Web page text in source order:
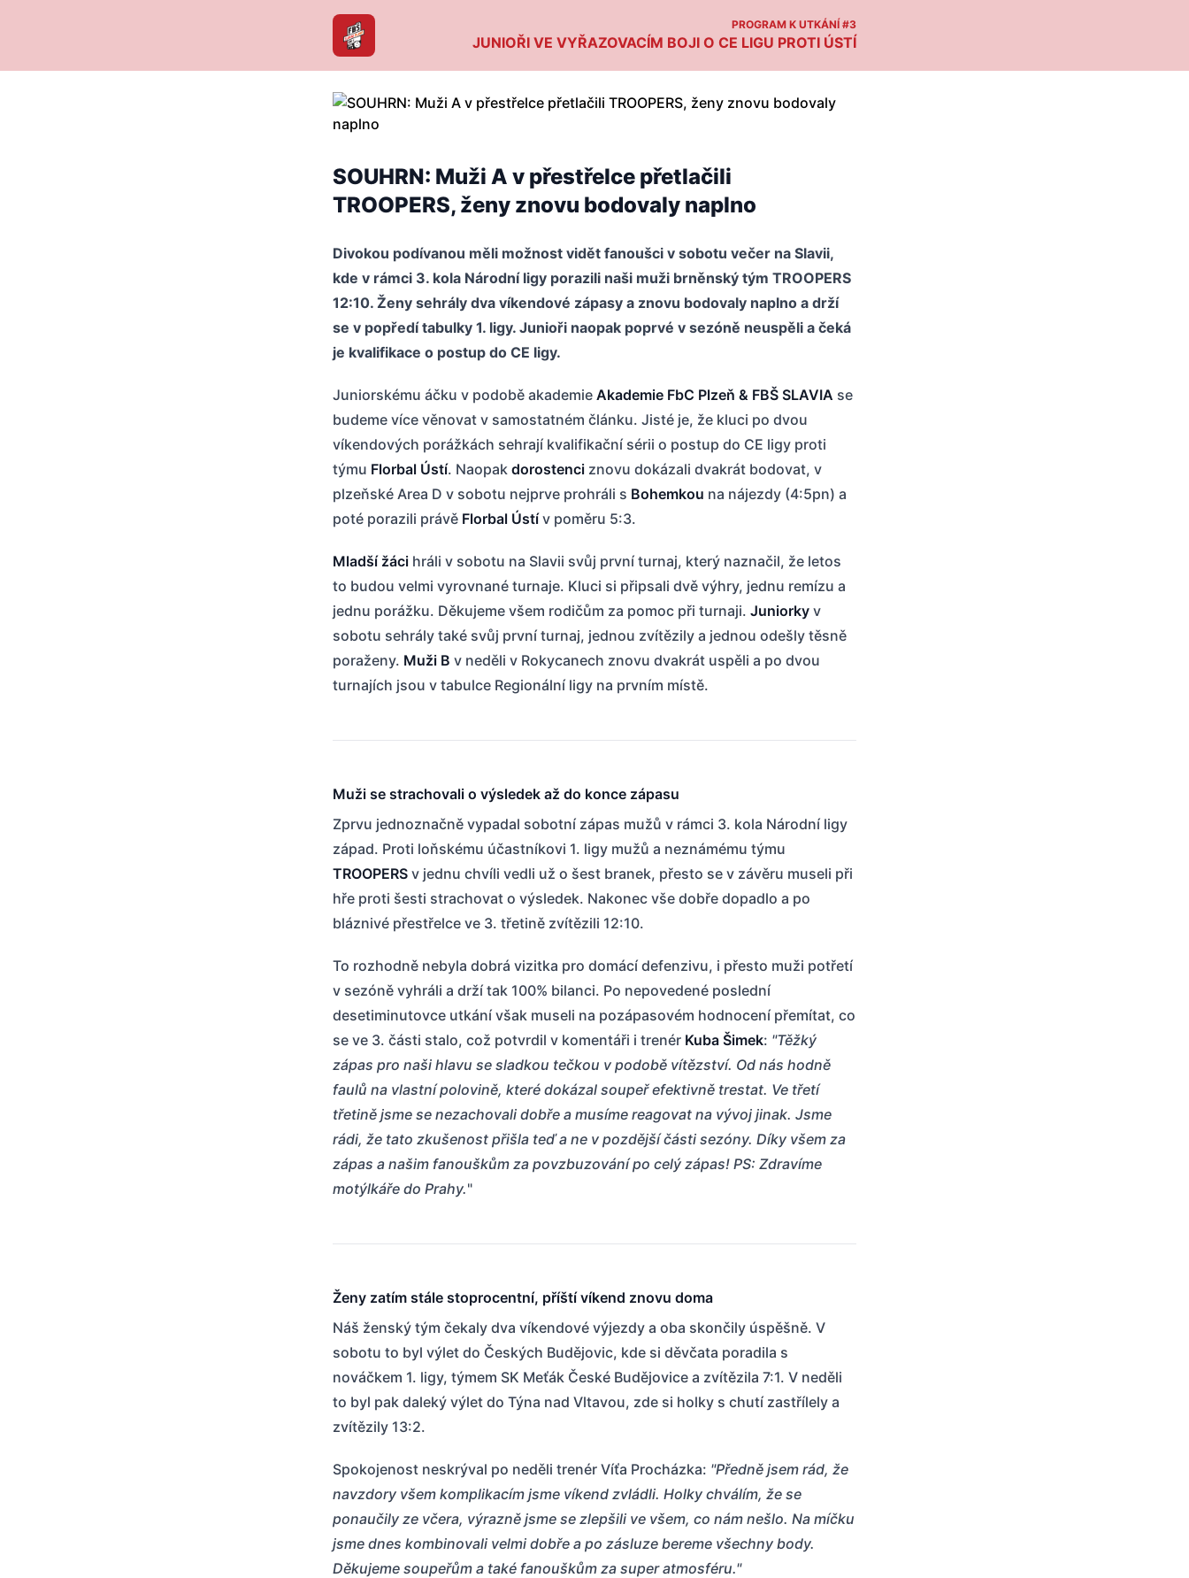
PROGRAM K UTKÁNÍ #3
JUNIOŘI VE VYŘAZOVACÍM BOJI O CE LIGU PROTI ÚSTÍ
SOUHRN: Muži A v přestřelce přetlačili
TROOPERS, ženy znovu bodovaly naplno
Divokou podívanou měli možnost vidět fanoušci v sobotu večer na Slavii,
kde v rámci 3. kola Národní ligy porazili naši muži brněnský tým TROOPERS
12:10. Ženy sehrály dva víkendové zápasy a znovu bodovaly naplno a drží
se v popředí tabulky 1. ligy. Junioři naopak poprvé v sezóně neuspěli a čeká
je kvalifikace o postup do CE ligy.
Juniorskému áčku v podobě akademie Akademie FbC Plzeň & FBŠ SLAVIA se
budeme více věnovat v samostatném článku. Jisté je, že kluci po dvou
víkendových porážkách sehrají kvalifikační sérii o postup do CE ligy proti
týmu Florbal Ústí. Naopak dorostenci znovu dokázali dvakrát bodovat, v
plzeňské Area D v sobotu nejprve prohráli s Bohemkou na nájezdy (4:5pn) a
poté porazili právě Florbal Ústív poměru 5:3.
Mladší žáci hráli v sobotu na Slavii svůj první turnaj, který naznačil, že letos
to budou velmi vyrovnané turnaje. Kluci si připsali dvě výhry, jednu remízu a
jednu porážku. Děkujeme všem rodičům za pomoc při turnaji. Juniorky v
sobotu sehrály také svůj první turnaj, jednou zvítězily a jednou odešly těsně
poraženy. Muži B v neděli v Rokycanech znovu dvakrát uspěli a po dvou
turnajích jsou v tabulce Regionální ligy na prvním místě.
Muži se strachovali o výsledek až do konce zápasu
Zprvu jednoznačně vypadal sobotní zápas mužů v rámci 3. kola Národní ligy
západ. Proti loňskému účastníkovi 1. ligy mužů a neznámému týmu
TROOPERS v jednu chvíli vedli už o šest branek, přesto se v závěru museli při
hře proti šesti strachovat o výsledek. Nakonec vše dobře dopadlo a po
bláznivé přestřelce ve 3. třetině zvítězili 12:10.
To rozhodně nebyla dobrá vizitka pro domácí defenzivu, i přesto muži potřetí
v sezóně vyhráli a drží tak 100% bilanci. Po nepovedené poslední
desetiminutovce utkání však museli na pozápasovém hodnocení přemítat, co
se ve 3. části stalo, což potvrdil v komentáři i trenér Kuba Šimek: "Těžký
zápas pro naši hlavu se sladkou tečkou v podobě vítězství. Od nás hodně
faulů na vlastní polovině, které dokázal soupeř efektivně trestat. Ve třetí
třetině jsme se nezachovali dobře a musíme reagovat na vývoj jinak. Jsme
rádi, že tato zkušenost přišla teď a ne v pozdější části sezóny. Díky všem za
zápas a našim fanouškům za povzbuzování po celý zápas! PS: Zdravíme
motýlkáře do Prahy."
Ženy zatím stále stoprocentní, příští víkend znovu doma
Náš ženský tým čekaly dva víkendové výjezdy a oba skončily úspěšně. V
sobotu to byl výlet do Českých Budějovic, kde si děvčata poradila s
nováčkem 1. ligy, týmem SK Meťák České Budějovice a zvítězila 7:1. V neděli
to byl pak daleký výlet do Týna nad Vltavou, zde si holky s chutí zastřílely a
zvítězily 13:2.
Spokojenost neskrýval po neděli trenér Víťa Procházka: "Předně jsem rád, že
navzdory všem komplikacím jsme víkend zvládli. Holky chválím, že se
ponaučily ze včera, výrazně jsme se zlepšili ve všem, co nám nešlo. Na míčku
jsme dnes kombinovali velmi dobře a po zásluze bereme všechny body.
Děkujeme soupeřům a také fanouškům za super atmosféru."